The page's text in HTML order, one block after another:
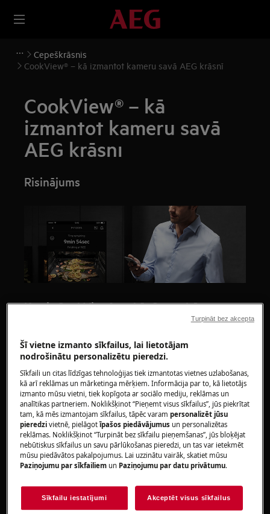
Cepeškrāsnis
CookView® – kā izmantot kameru savā AEG krāsnī
CookView® – kā
izmantot kameru savā
AEG krāsnī
Risinājums
Kas ir CookView® un kāpēc tas būtu
CookView® kamera ir integrēta jūsu
cepeškrāsns durvju rokturī, vērsta pret
cepeškrāsns dobumu. Tas ļauj pārraudzīt
gatavošanas gaitu, fiziski nepieejot pie
cepeškrāsns un neatverot durvis, lai aplūkotu
savu ēdienu. Tas ir ideāli piemērots, ja nevariet
visu laiku atrasties virtuvē, taču jums ir jāseko
līdzi ēdiena gatavošanai un jāredz, kad tas
tuvojas gatavībai.
Kā lietot CookView® cepeškrāsns kameru
Kas jums būs nepieciešams:
Šī vietne izmanto sīkfailus, lai lietotājam
nodrošinātu personalizētu pieredzi.
Sīkfaili un citas līdzīgas tehnoloģijas tiek izmantotas vietnes uzlabošanas,
kā arī reklāmas un mārketinga mērķiem. Informācija par to, kā lietotājs
izmanto mūsu vietni, tiek kopīgota ar sociālo mediju, reklāmas un
analītikas partneriem. Noklikšķinot “Pieņemt visus sīkfailus”, jūs piekrītat
tam, kā mēs izmantojam sīkfailus, tāpēc varampersonalizēt jūsu
pieredzivietnē, pielāgotīpašos piedāvājumus un personalizētas
reklāmas. Noklikšķinot “Turpināt bez sīkfailu pieņemšanas”, jūs bloķējat
nebūtiskus sīkfailus un savu pārlūkošanas pieredzi, un tas var ietekmēt
mūsu piedāvātos pakalpojumus. Lai uzzinātu vairāk, skatiet mūsu
Paziņojumu par sīkfailiem un Paziņojumu par datu privātumu.
Sīkfailu iestatījumi Akceptēt visus sīkfailus
Turpināt bez akcepta